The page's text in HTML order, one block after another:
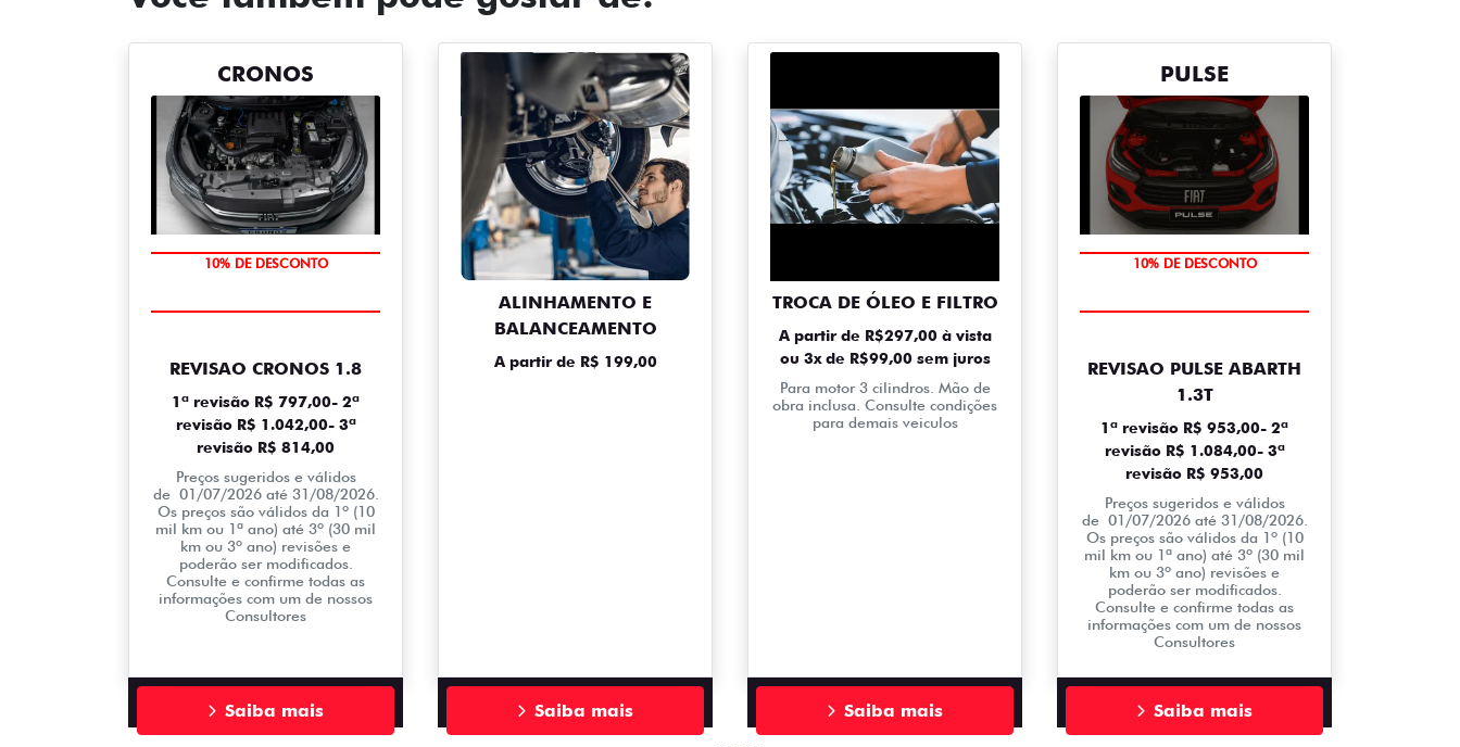
CRONOS
10% DE DESCONTO
REVISAO CRONOS 1.8
1ª revisão R$ 797,00- 2ª
revisão R$ 1.042,00- 3ª
revisão R$ 814,00
Preços sugeridos e válidos
de 01/07/2026 até 31/08/2026.
Os preços são válidos da 1º (10
mil km ou 1ª ano) até 3º (30 mil
km ou 3º ano) revisões e
poderão ser modificados.
Consulte e confirme todas as
informações com um de nossos
Consultores
Saiba mais
ALINHAMENTO E
BALANCEAMENTO
A partir de R$ 199,00
Saiba mais
TROCA DE ÓLEO E FILTRO
A partir de R$297,00 à vista
ou 3x de R$99,00 sem juros
Para motor 3 cilindros. Mão de
obra inclusa. Consulte condições
para demais veiculos
Saiba mais
PULSE
10% DE DESCONTO
REVISAO PULSE ABARTH
1.3T
1ª revisão R$ 953,00- 2ª
revisão R$ 1.084,00- 3ª
revisão R$ 953,00
Preços sugeridos e válidos
de 01/07/2026 até 31/08/2026.
Os preços são válidos da 1º (10
mil km ou 1ª ano) até 3º (30 mil
km ou 3º ano) revisões e
poderão ser modificados.
Consulte e confirme todas as
informações com um de nossos
Consultores
Saiba mais